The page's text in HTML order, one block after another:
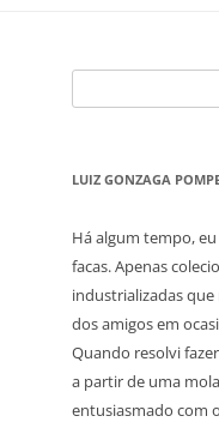
por:
LUIZ GONZAGA
Há algum tempo,
facas. Apenas
industrializadas
dos amigos em
Quando resolvi
a partir de uma
entusiasmado com